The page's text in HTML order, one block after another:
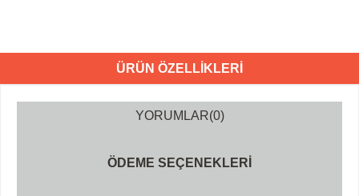
ÜRÜN ÖZELLIKLERI
YORUMLAR(0)
ÖDEME SEÇENEKLERI